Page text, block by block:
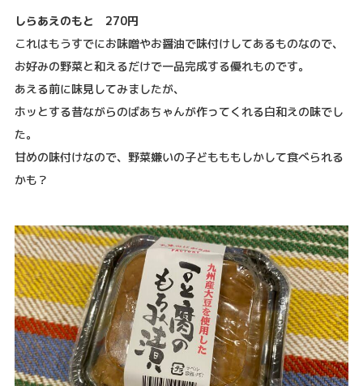
しらあえのもと 270円
これはもうすでにお味噌やお醤油で味付けしてあるものなので、
お好みの野菜と和えるだけで一品完成する優れものです。
あえる前に味見してみましたが、
ホッとする昔ながらのばあちゃんが作ってくれる白和えの味でし
た。
甘めの味付けなので、野菜嫌いの子どもももしかして食べられる
かも？